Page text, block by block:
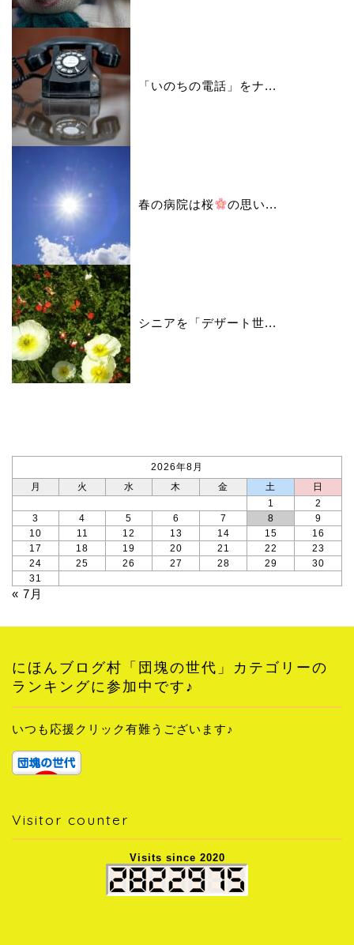
「いのちの電話」をナ...
春の病院は桜 の思い...
シニアを「デザート世...
2026年8月
月
火 水 木 金 土
日
1
2
3
4 5 6 7 8
9
10
11 12 13 14 15
16
17
18 19 20 21 22
23
24
25 26 27 28 29
30
31
« 7月
にほんブログ村「団塊の世代」カテゴリーの
ランキングに参加中です♪
いつも応援クリック有難うございます♪
Visitor counter
Visits since 2020